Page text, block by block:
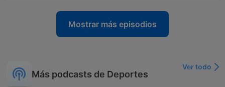
Mostrar más episodios
Más podcasts de Deportes
Ver todo